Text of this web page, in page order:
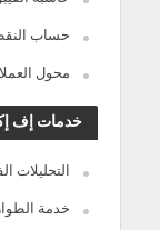
حساب
محول
خدمات إف
التحليلات
خدمة